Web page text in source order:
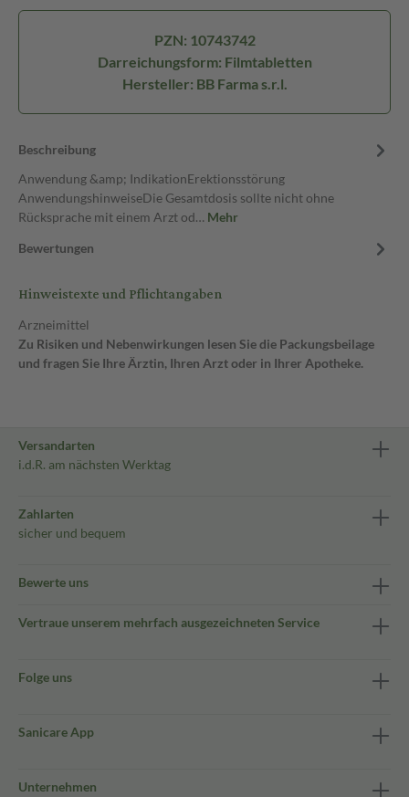
PZN: 10743742
Darreichungsform: Filmtabletten
Hersteller: BB Farma s.r.l.
Beschreibung
Anwendung &amp; IndikationErektionsstörung
AnwendungshinweiseDie Gesamtdosis sollte nicht ohne
Rücksprache mit einem Arzt od… Mehr
Bewertungen
Hinweistexte und Pflichtangaben
Arzneimittel
Zu Risiken und Nebenwirkungen lesen Sie die Packungsbeilage
und fragen Sie Ihre Ärztin, Ihren Arzt oder in Ihrer Apotheke.
Versandarten
i.d.R. am nächsten Werktag
Zahlarten
sicher und bequem
Bewerte uns
Vertraue unserem mehrfach ausgezeichneten Service
Folge uns
Sanicare App
Unternehmen